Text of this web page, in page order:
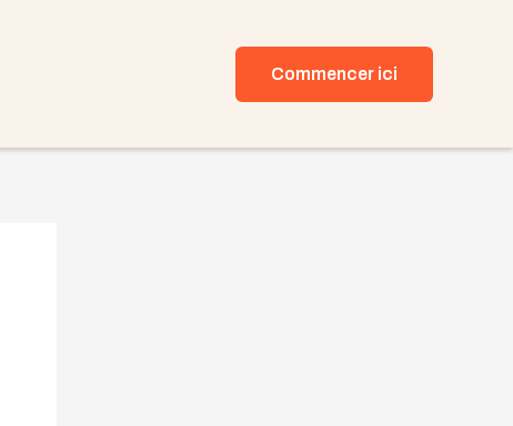
Commencer ici